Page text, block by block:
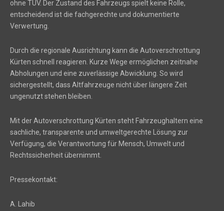
ohne TÜV. Der Zustand des Fahrzeugs spielt keine Rolle,
entscheidend ist die fachgerechte und dokumentierte
Verwertung.
Durch die regionale Ausrichtung kann die Autoverschrottung
Kürten schnell reagieren. Kurze Wege ermöglichen zeitnahe
Abholungen und eine zuverlässige Abwicklung. So wird
sichergestellt, dass Altfahrzeuge nicht über längere Zeit
ungenutzt stehen bleiben.
Mit der Autoverschrottung Kürten steht Fahrzeughaltern eine
sachliche, transparente und umweltgerechte Lösung zur
Verfügung, die Verantwortung für Mensch, Umwelt und
Rechtssicherheit übernimmt.
Pressekontakt:
A. Lahib